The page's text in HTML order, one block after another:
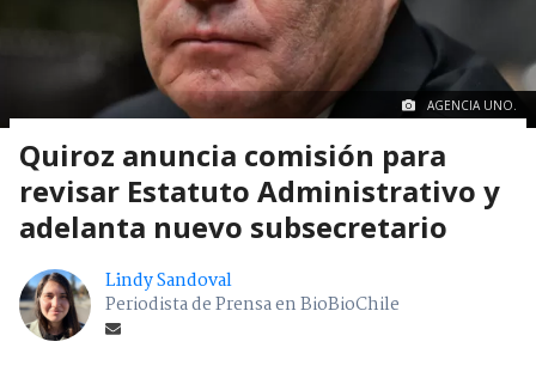
AGENCIA UNO.
Quiroz anuncia comisión para
revisar Estatuto Administrativo y
adelanta nuevo subsecretario
Lindy Sandoval
Periodista de Prensa en BioBioChile